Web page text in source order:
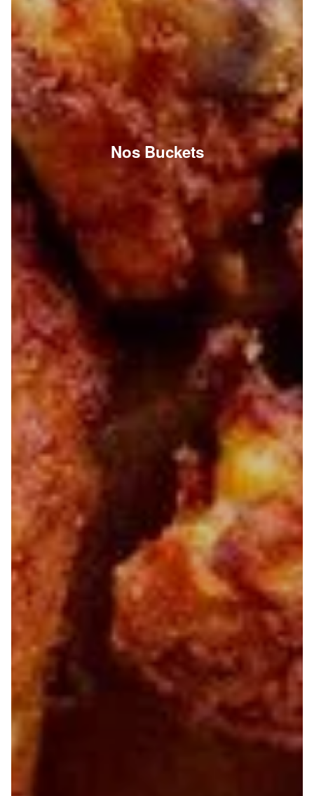
Nos Buckets